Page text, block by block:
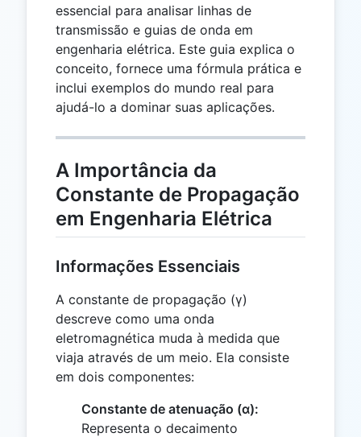
essencial para analisar linhas de
transmissão e guias de onda em
engenharia elétrica. Este guia explica o
conceito, fornece uma fórmula prática e
inclui exemplos do mundo real para
ajudá-lo a dominar suas aplicações.
A Importância da
Constante de Propagação
em Engenharia Elétrica
Informações Essenciais
A constante de propagação (γ)
descreve como uma onda
eletromagnética muda à medida que
viaja através de um meio. Ela consiste
em dois componentes:
Constante de atenuação (α):
Representa o decaimento